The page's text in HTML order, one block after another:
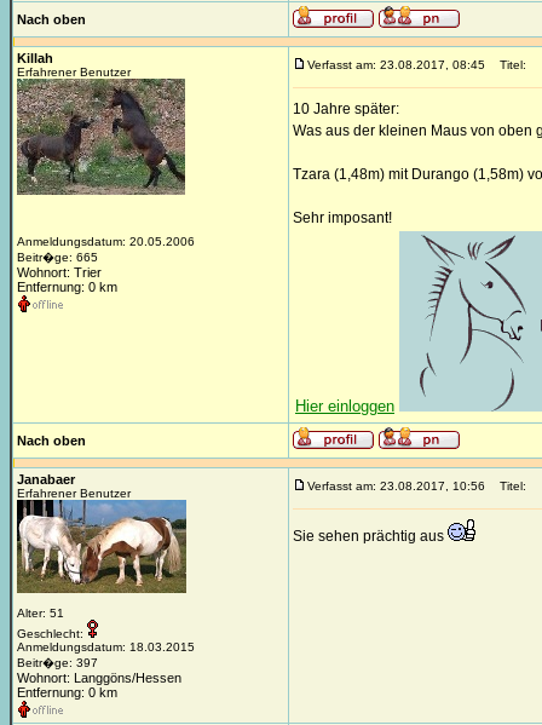
Nach oben
Killah
Erfahrener Benutzer
Anmeldungsdatum: 20.05.2006
Beitr�ge: 665
Wohnort: Trier
Entfernung: 0 km
Verfasst am: 23.08.2017, 08:45 Titel:
10 Jahre später:
Was aus der kleinen Maus von oben
Tzara (1,48m) mit Durango (1,58m)
Sehr imposant!
Hier einloggen
Nach oben
Janabaer
Erfahrener Benutzer
Alter: 51
Geschlecht:
Anmeldungsdatum: 18.03.2015
Beitr�ge: 397
Wohnort: Langgöns/Hessen
Entfernung: 0 km
Verfasst am: 23.08.2017, 10:56 Titel:
Sie sehen prächtig aus